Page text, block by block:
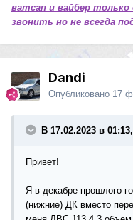
ватсап и вайбер
звонить но не всегда
Dandi
Опубликовано 17
В 17.02.2023 в
Привет!
Я в декабре прошлого
(нижние) ДК вместо